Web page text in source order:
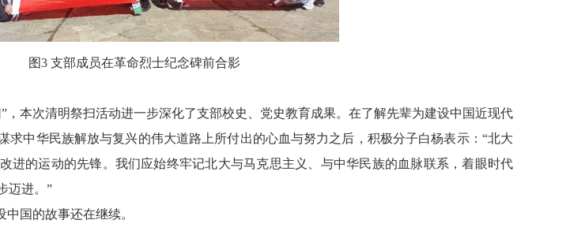
图3 支部成员在革命烈士纪念碑前合影
，本次清明祭扫活动进一步深化了支部校史、党史教育成果。 在了解先辈为建设中国近现代
求中华民族解放与复兴的伟大道路上所付出的心血与努力之后， 积极分子白杨表示：“北大
进的运动的先锋。 我们应始终牢记北大与马克思主义、与中华民族的血脉联系，着眼时代
迈进。 ”
中国的故事还在继续。